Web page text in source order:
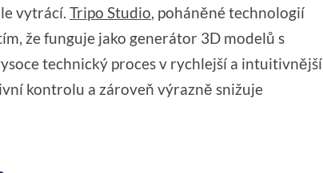
vytrácí.Tripo Studio, poháněné technologií
že funguje jako generátor 3D modelů s
technický proces v rychlejší a intuitivnější
kontrolu a zároveň výrazně snižuje